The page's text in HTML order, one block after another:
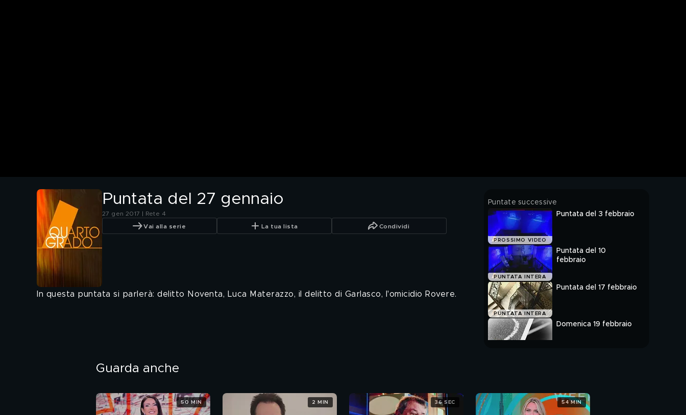
Puntata del 27 gennaio
27 gen 2017 | Rete 4
Vai alla serie La tua lista Condividi
In questa puntata si parlerà: delitto Noventa, Luca Materazzo, il delitto di Garlasco, l'omicidio Rovere.
Puntate successive
PROSSIMO VIDEO
Puntata del 3 febbraio
PUNTATA INTERA
Puntata del 10
febbraio
PUNTATA INTERA
Puntata del 17 febbraio
Domenica 19 febbraio
Guarda anche
50 MIN 2 MIN 36 SEC 54 MIN